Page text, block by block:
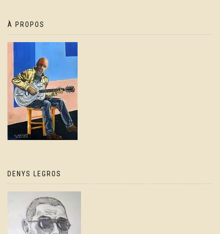
À PROPOS
DENYS LEGROS